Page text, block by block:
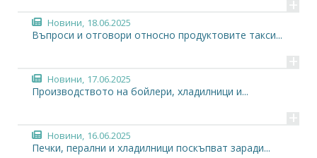
Новини, 18.06.2025
Въпроси и отговори относно продуктовите такси...
+
Новини, 17.06.2025
Производството на бойлери, хладилници и...
+
Новини, 16.06.2025
Печки, перални и хладилници поскъпват заради...